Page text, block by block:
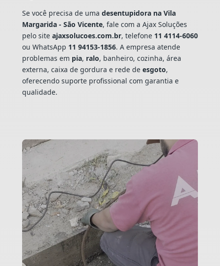
Se você precisa de uma desentupidora na Vila
Margarida - São Vicente, fale com a Ajax Soluções
pelo site ajaxsolucoes.com.br, telefone 11 4114-6060
ou WhatsApp 11 94153-1856. A empresa atende
problemas em pia, ralo, banheiro, cozinha, área
externa, caixa de gordura e rede de esgoto,
oferecendo suporte profissional com garantia e
qualidade.